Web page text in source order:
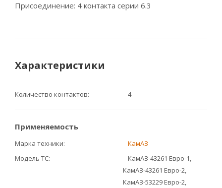
Присоединение: 4 контакта серии 6.3
Характеристики
Количество контактов 4
Применяемость
Марка техники
КамАЗ
Модель ТС
КамАЗ-43261 Евро-1,
КамАЗ-43261 Евро-2,
КамАЗ-53229 Евро-2,